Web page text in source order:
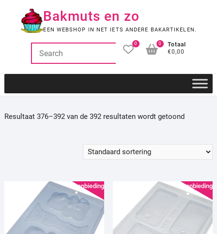
Bakmuts en zo
EEN WEBSHOP IN NET IETS ANDERE BAKARTIKELEN.
0
Totaal
€0,00
0
Resultaat 376–392 van de 392 resultaten wordt getoond
Aanbieding! Aanbieding!